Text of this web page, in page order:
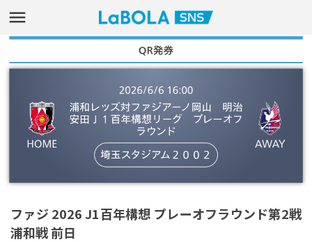
ファジ 2026 J1百年構想 プレーオフラウンド第2戦
浦和戦 前日